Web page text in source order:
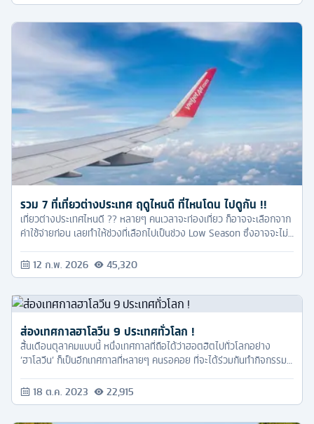
รวม 7 ที่เที่ยวต่างประเทศ ฤดูไหนดี ที่ไหนโดน ไปดูกัน !!
เที่ยวต่างประเทศไหนดี ?? หลายๆ คนเวลาจะท่องเที่ยว ก็อาจจะเลือกจาก
ค่าใช้จ่ายก่อน เลยทำให้ช่วงที่เลือกไปเป็นช่วง Low Season ซึ่งอาจจะไม่
จึงขอแนะนำให้ทุกคน เก็บเงินเพิ่มอีกสักนิด แล้วไปเที่ยวในช่วง High
Season จะดีกว่าครับ บอกเลยว่าได้เจอความสวยงาม ความพีค น่าประทับ
12 ก.พ. 2026 45,320
ส่องเทศกาลฮาโลวีน 9 ประเทศทั่วโลก !
สิ้นเดือนตุลาคมแบบนี้ หนึ่งเทศกาลที่ถือได้ว่าฮอตฮิตไปทั่วโลกอย่าง
‘ฮาโลวีน’ ก็เป็นอีกเทศกาลที่หลายๆ คนรอคอย ที่จะได้ร่วมกันทำกิจกรรม
และไม่ควรพลาดเลยล่ะครับ
18 ต.ค. 2023 22,915